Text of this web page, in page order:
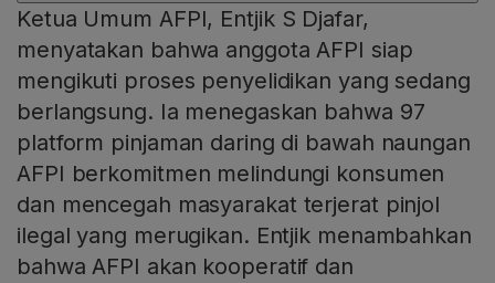
Ketua Umum AFPI, Entjik S Djafar,
menyatakan bahwa anggota AFPI siap
mengikuti proses penyelidikan yang sedang
berlangsung. Ia menegaskan bahwa 97
platform pinjaman daring di bawah naungan
AFPI berkomitmen melindungi konsumen
dan mencegah masyarakat terjerat pinjol
ilegal yang merugikan. Entjik menambahkan
bahwa AFPI akan kooperatif dan